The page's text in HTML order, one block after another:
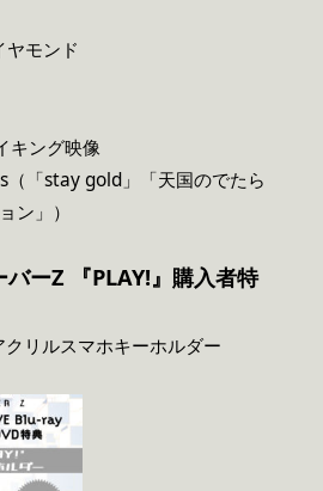
モンド
キング映像
（「stay gold」「天国のでたら
ン」）
ーZ 『PLAY!』購入者特
クリルスマホキーホルダー